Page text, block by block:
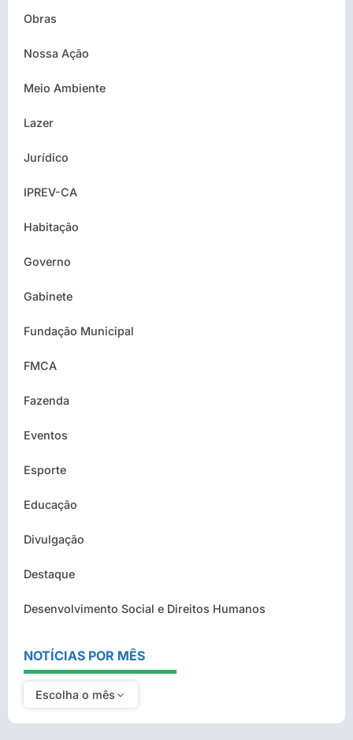
Obras
Nossa Ação
Meio Ambiente
Lazer
Jurídico
IPREV-CA
Habitação
Governo
Gabinete
Fundação Municipal
FMCA
Fazenda
Eventos
Esporte
Educação
Divulgação
Destaque
Desenvolvimento Social e Direitos Humanos
NOTÍCIAS POR MÊS
Escolha o mês